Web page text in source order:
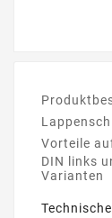
Vorteile
DIN links
Varianten